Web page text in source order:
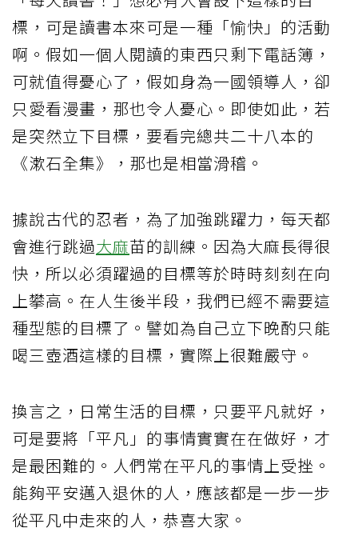
標，可是讀書本來可是一種「愉快」的活動
啊。假如一個人閱讀的東西只剩下電話簿，
可就值得憂心了，假如身為一國領導人，卻
只愛看漫畫，那也令人憂心。即使如此，若
是突然立下目標，要看完總共二十八本的
《漱石全集》，那也是相當滑稽。
據說古代的忍者，為了加強跳躍力，每天都
會進行跳過大麻苗的訓練。因為大麻長得很
快，所以必須躍過的目標等於時時刻刻在向
上攀高。在人生後半段，我們已經不需要這
種型態的目標了。譬如為自己立下晚酌只能
喝三壺酒這樣的目標，實際上很難嚴守。
換言之，日常生活的目標，只要平凡就好，
可是要將「平凡」的事情實實在在做好，才
是最困難的。人們常在平凡的事情上受挫。
能夠平安邁入退休的人，應該都是一步一步
從平凡中走來的人，恭喜大家。